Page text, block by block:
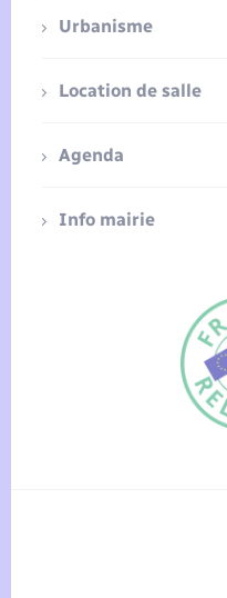
Urbanisme
Location de salle
Agenda
Info mairie